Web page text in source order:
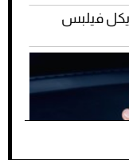
فيلبس